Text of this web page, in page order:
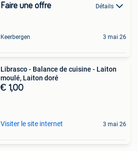
Faire une offre Détails
Keerbergen 3 mai 26
Librasco - Balance de cuisine - Laiton
moulé, Laiton doré
€ 1,00
Visiter le site internet 3 mai 26